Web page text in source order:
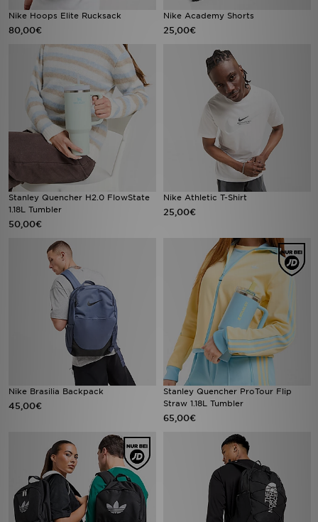
Nike Hoops Elite Rucksack
80,00€
Nike Academy Shorts
25,00€
Stanley Quencher H2.0 FlowState
1.18L Tumbler
50,00€
Nike Athletic T-Shirt
25,00€
Nike Brasilia Backpack
45,00€
Stanley Quencher ProTour Flip
Straw 1.18L Tumbler
65,00€